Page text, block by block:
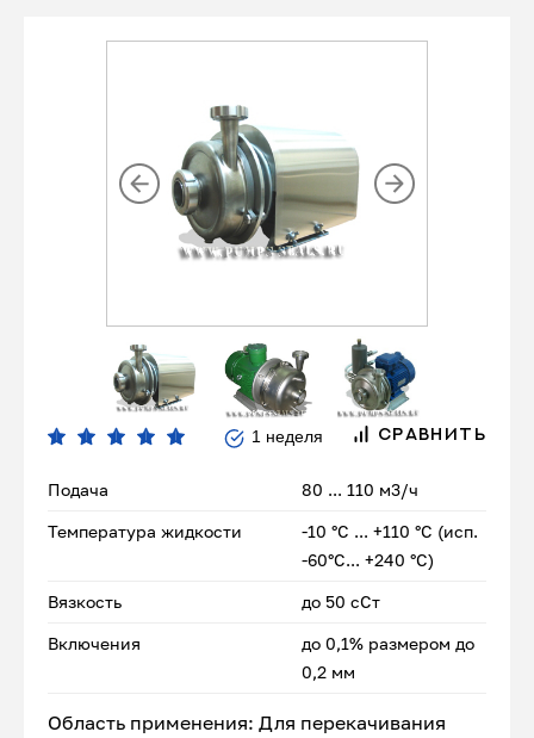
1 неделя СРАВНИТЬ
Подача 80 ... 110 м3/ч
Температура жидкости
-10 °С ... +110 °С (исп.
-60°С... +240 °С)
Вязкость до 50 сСт
Включения
до 0,1% размером до
0,2 мм
Область применения: Для перекачивания